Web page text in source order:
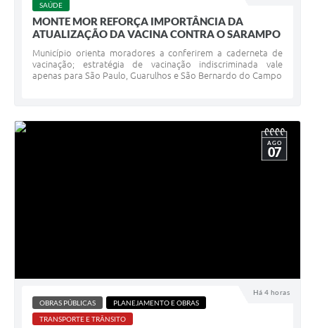
SAÚDE
MONTE MOR REFORÇA IMPORTÂNCIA DA
ATUALIZAÇÃO DA VACINA CONTRA O SARAMPO
Município orienta moradores a conferirem a caderneta de
vacinação; estratégia de vacinação indiscriminada vale
apenas para São Paulo, Guarulhos e São Bernardo do Campo
Há 4 horas
AGO
07
OBRAS PÚBLICAS
PLANEJAMENTO E OBRAS
TRANSPORTE E TRÂNSITO